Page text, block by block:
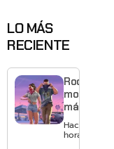
LO MÁS
RECIENTE
Rockstar
mostrará
más de
GTA 6 en
agosto
Hace 18
horas